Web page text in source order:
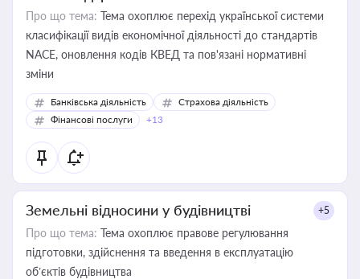
Про що тема: Тема охоплює перехід української системи
класифікації видів економічної діяльності до стандартів
NACE, оновлення кодів КВЕД та пов'язані нормативні
зміни
Банківська діяльність
Страхова діяльність
Фінансові послуги
+13
Земельні відносини у будівництві +5
Про що тема: Тема охоплює правове регулювання
підготовки, здійснення та введення в експлуатацію
об’єктів будівництва